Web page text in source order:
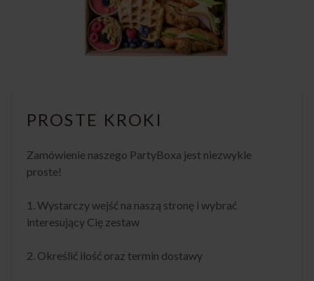
PROSTE KROKI
Zamówienie naszego PartyBoxa jest niezwykle
proste!
1. Wystarczy wejść na naszą stronę i wybrać
interesujący Cię zestaw
2. Określić ilość oraz termin dostawy